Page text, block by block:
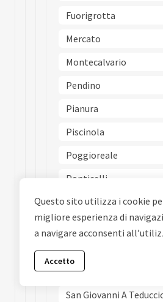
Fuorigrotta
Mercato
Montecalvario
Pendino
Pianura
Piscinola
Poggioreale
Ponticelli
Porto
Posillipo
San Carlo Allarena
San Ferdinando
San Giovanni A
Questo sito utilizza i cookie
migliore esperienza di
a navigare acconsenti
Accetto